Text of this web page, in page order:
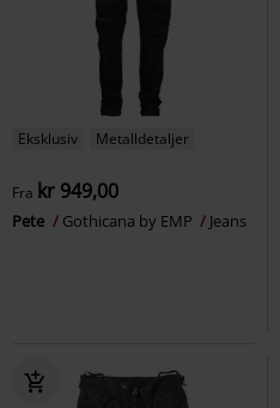
Eksklusiv Metalldetaljer
Fra kr 949,00
Pete Gothicana by EMP Jeans